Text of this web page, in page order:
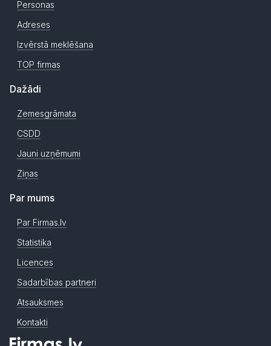
Personas
Adreses
Izvērstā meklēšana
TOP firmas
Dažādi
Zemesgrāmata
CSDD
Jauni uzņēmumi
Ziņas
Par mums
Par Firmas.lv
Statistika
Licences
Sadarbības partneri
Atsauksmes
Kontakti